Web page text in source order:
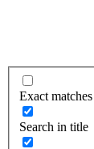
Exact
Search in title